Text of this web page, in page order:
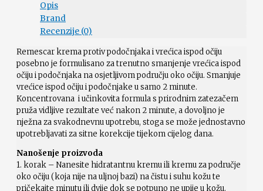
Opis
Brand
Recenzije (0)
Remescar krema protiv podočnjaka i vrećica ispod očiju
posebno je formulisano za trenutno smanjenje vrećica ispod
očiju i podočnjaka na osjetljivom području oko očiju. Smanjuje
vrećice ispod očiju i podočnjake u samo 2 minute.
Koncentrovana i učinkovita formula s prirodnim zatezačem
pruža vidljive rezultate već nakon 2 minute, a dovoljno je
nježna za svakodnevnu upotrebu, stoga se može jednostavno
upotrebljavati za sitne korekcije tijekom cijelog dana.
Nanošenje proizvoda
1. korak – Nanesite hidratantnu kremu ili kremu za područje
oko očiju (koja nije na uljnoj bazi) na čistu i suhu kožu te
pričekajte minutu ili dvije dok se potpuno ne upije u kožu.